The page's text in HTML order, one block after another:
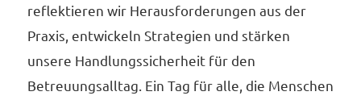
reflektieren wir Herausforderungen aus der
Praxis, entwickeln Strategien und stärken
unsere Handlungssicherheit für den
Betreuungsalltag. Ein Tag für alle, die Menschen